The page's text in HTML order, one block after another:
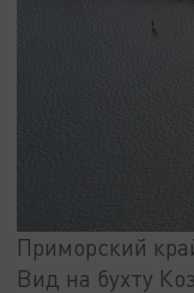
Приморский
Вид на бухту